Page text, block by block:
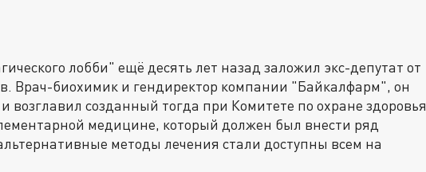
лобби" ещё десять лет назад заложил экс-депутат от
Врач-биохимик и гендиректор компании "Байкалфарм", он
возглавил созданный тогда при Комитете по охране здоровья
медицине, который должен был внести ряд
методы лечения стали доступны всем на